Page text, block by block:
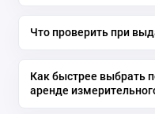
Что проверить при
Как быстрее выбрать
аренде